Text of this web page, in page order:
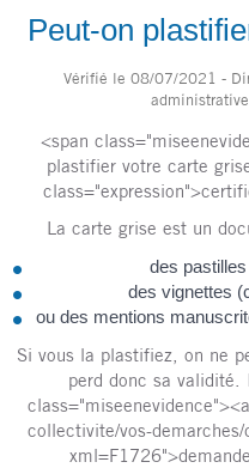
Peut-on
Vérifié le 08/07/2021 -
<span
plastifier votre carte
La carte grise est un
des
des vignettes
ou des mentions
Si vous la plastifiez, on ne
perd donc sa validité.
collectivite/vos-